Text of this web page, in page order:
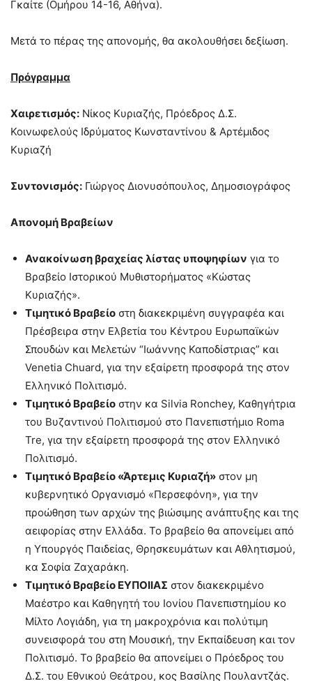
Γκαίτε (Ομήρου 14-16, Αθήνα).
Μετά το πέρας της απονομής, θα ακολουθήσει δεξίωση.
Πρόγραμμα
Χαιρετισμός: Νίκος Κυριαζής, Πρόεδρος Δ.Σ.
Κοινωφελούς Ιδρύματος Κωνσταντίνου & Αρτέμιδος
Κυριαζή
Συντονισμός: Γιώργος Διονυσόπουλος, Δημοσιογράφος
Απονομή Βραβείων
Ανακοίνωση βραχείας λίστας υποψηφίων για το
Βραβείο Ιστορικού Μυθιστορήματος «Κώστας
Κυριαζής».
Τιμητικό Βραβείο στη διακεκριμένη συγγραφέα και
Πρέσβειρα στην Ελβετία του Κέντρου Ευρωπαϊκών
Σπουδών και Μελετών “Ιωάννης Καποδίστριας” και
Venetia Chuard, για την εξαίρετη προσφορά της στον
Ελληνικό Πολιτισμό.
Τιμητικό Βραβείο στην κα Silvia Ronchey, Καθηγήτρια
του Βυζαντινού Πολιτισμού στο Πανεπιστήμιο Roma
Tre, για την εξαίρετη προσφορά της στον Ελληνικό
Πολιτισμό.
Τιμητικό Βραβείο «Άρτεμις Κυριαζή» στον μη
κυβερνητικό Οργανισμό «Περσεφόνη», για την
προώθηση των αρχών της βιώσιμης ανάπτυξης και της
αειφορίας στην Ελλάδα. Το βραβείο θα απονείμει από
η Υπουργός Παιδείας, Θρησκευμάτων και Αθλητισμού,
κα Σοφία Ζαχαράκη.
Τιμητικό Βραβείο ΕΥΠΟΙΙΑΣ στον διακεκριμένο
Μαέστρο και Καθηγητή του Ιονίου Πανεπιστημίου κο
Μίλτο Λογιάδη, για τη μακροχρόνια και πολύτιμη
συνεισφορά του στη Μουσική, την Εκπαίδευση και τον
Πολιτισμό. Το βραβείο θα απονείμει ο Πρόεδρος του
Δ.Σ. του Εθνικού Θεάτρου, κος Βασίλης Πουλαντζάς.